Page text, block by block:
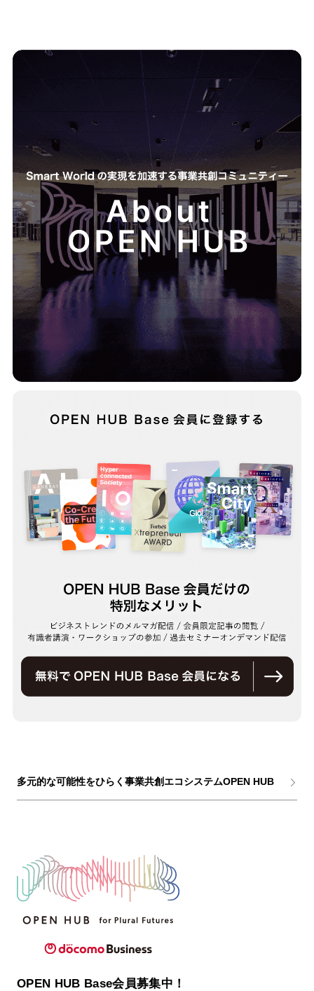
多元的な可能性をひらく事業共創エコシステムOPEN HUB
OPEN HUB Base会員募集中！